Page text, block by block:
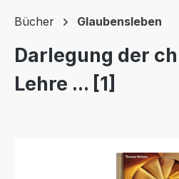
Bücher Glaubensleben
Darlegung der
Lehre ... [1]